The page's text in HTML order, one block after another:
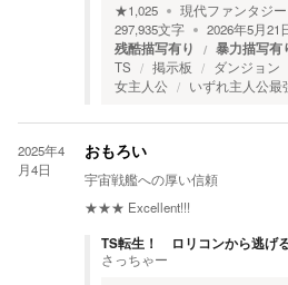
★1,025 現代ファンタジー
297,935文字 2026年5月21
残酷描写有り 暴力描写有
TS 掲示板 ダンジョン
女主人公
いずれ主人公最
2025年4
月4日
おもろい
宇宙戦艦への厚い信頼
★★★ Excellent!!!
TS転生！ ロリコンから逃げ
さっちゃー